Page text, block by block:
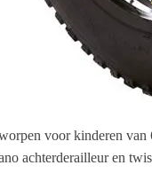
voor kinderen
achterderailleur en